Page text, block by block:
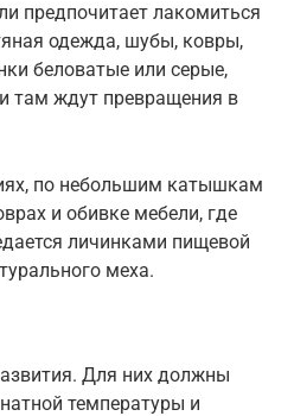
предпочитает лакомиться
одежда, шубы, ковры,
беловатые или серые,
там ждут превращения в
по небольшим катышкам
и обивке мебели, где
личинками пищевой
меха.
Для них должны
температуры и